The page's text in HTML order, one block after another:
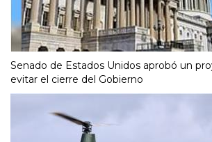
Senado de Estados Unidos aprobó un
evitar el cierre del Gobierno